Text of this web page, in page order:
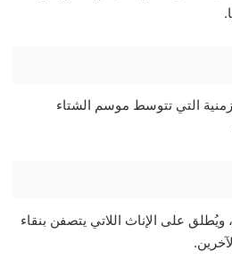
التي تتوسط موسم الشتاء
ويُطلق على الإناث اللاتي يتصفن بنقاء